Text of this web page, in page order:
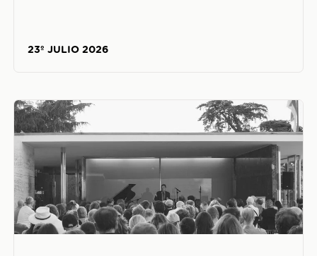
23º JULIO 2026